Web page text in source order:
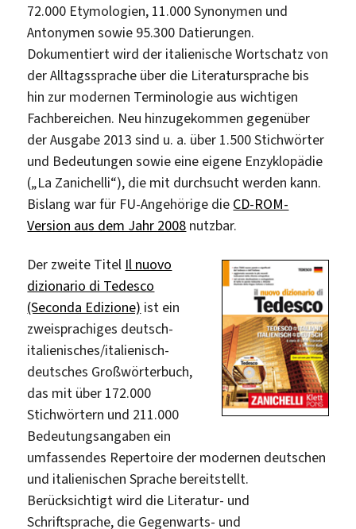
72.000 Etymologien, 11.000 Synonymen und
Antonymen sowie 95.300 Datierungen.
Dokumentiert wird der italienische Wortschatz von
der Alltagssprache über die Literatursprache bis
hin zur modernen Terminologie aus wichtigen
Fachbereichen. Neu hinzugekommen gegenüber
der Ausgabe 2013 sind u. a. über 1.500 Stichwörter
und Bedeutungen sowie eine eigene Enzyklopädie
(„La Zanichelli“), die mit durchsucht werden kann.
Bislang war für FU-Angehörige die CD-ROM-
Version aus dem Jahr 2008 nutzbar.
Der zweite Titel Il nuovo
dizionario di Tedesco
(Seconda Edizione) ist ein
zweisprachiges deutsch-
italienisches/italienisch-
deutsches Großwörterbuch,
das mit über 172.000
Stichwörtern und 211.000
Bedeutungsangaben ein
umfassendes Repertoire der modernen deutschen
und italienischen Sprache bereitstellt.
Berücksichtigt wird die Literatur- und
Schriftsprache, die Gegenwarts- und